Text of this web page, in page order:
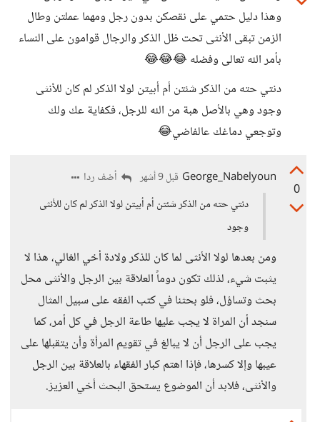
وهذا دليل حتمي على نقصكن بدون رجل ومهما عملتن وطال
الزمن تبقى الأنثى تحت ظل الذكر والرجال قوامون على النساء
بأمر الله تعالى وفضله 😂😂😂
دنتي حته من الذكر شئتن أم أبيتن لولا الذكر لم كان للأنثى
وجود وهي بالأصل هبة من الله للرجل، فكفاية عك ولك
وتوجعي دماغك عالفاضي😂
0
George_Nabelyoun قبل 9 أشهر
أضف ردا
دنتي حته من الذكر شئتن أم أبيتن لولا الذكر لم كان للأنثى
وجود
ومن بعدها لولا الأنثى لما كان للذكر ولادة أخي الغالي، هذا لا
يثبت شيء، لذلك تكون دوماً العلاقة بين الرجل والأنثى محل
بحث وتساؤل، فلو بحثنا في كتب الفقه على سبيل المثال
سنجد أن المراة لا يجب عليها طاعة الرجل في كل أمر، كما
يجب على الرجل أن لا يبالغ في تقويم المرأة وأن يتقبلها على
عيبها وإلا كسرها، فإذا اهتم كبار الفقهاء بالعلاقة بين الرجل
والأنثى، فلابد أن الموضوع يستحق البحث أخي العزيز.